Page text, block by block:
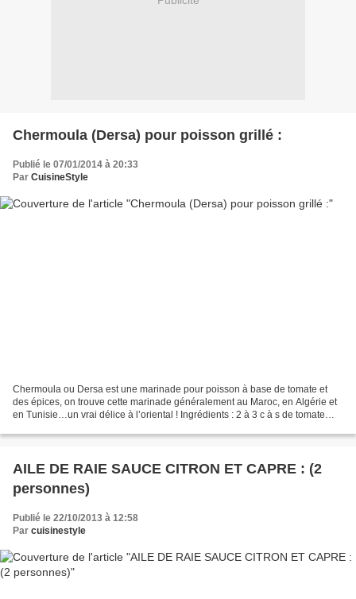
Chermoula (Dersa) pour poisson grillé :
Publié le 07/01/2014 à 20:33
Par CuisineStyle
Chermoula ou Dersa est une marinade pour poisson à base de tomate et
des épices, on trouve cette marinade généralement au Maroc, en Algérie et
en Tunisie…un vrai délice à l’oriental ! Ingrédients : 2 à 3 c à s de tomate
AILE DE RAIE SAUCE CITRON ET CAPRE : (2
personnes)
Publié le 22/10/2013 à 12:58
Par cuisinestyle